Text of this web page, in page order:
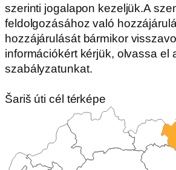
szerinti jogalapon kezeljük.A
feldolgozásához való
hozzájárulását bármikor
információkért kérjük, olvassa el
szabályzatunkat.
Šariš úti cél térképe